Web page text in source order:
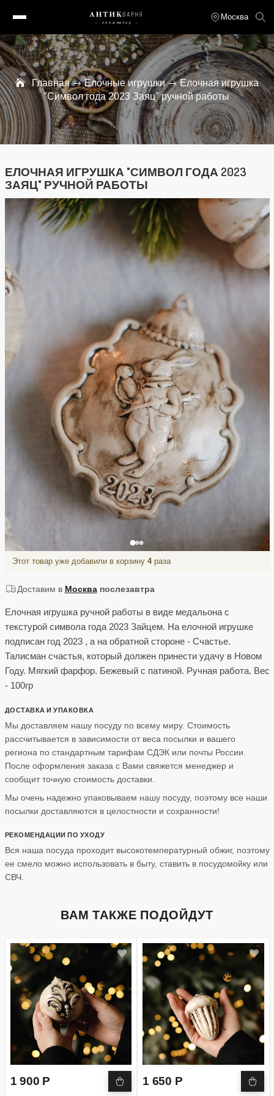
Москва
Главная Елочные игрушки
Елочная игрушка
"Символ года 2023 Заяц" ручной работы
ЕЛОЧНАЯ ИГРУШКА "СИМВОЛ ГОДА 2023
ЗАЯЦ" РУЧНОЙ РАБОТЫ
Этот товар уже добавили в корзину 4раза
Доставим в Москва послезавтра
Елочная игрушка ручной работы в виде медальона с
текстурой символа года 2023 Зайцем. На елочной игрушке
подписан год 2023 , а на обратной стороне - Счастье.
Талисман счастья, который должен принести удачу в Новом
Году. Мягкий фарфор. Бежевый с патиной. Ручная работа. Вес
- 100гр
ДОСТАВКА И УПАКОВКА
Мы доставляем нашу посуду по всему миру. Стоимость
рассчитывается в зависимости от веса посылки и вашего
региона по стандартным тарифам СДЭК или почты России.
После оформления заказа с Вами свяжется менеджер и
сообщит точную стоимость доставки.
Мы очень надежно упаковываем нашу посуду, поэтому все наши
посылки доставляются в целостности и сохранности!
РЕКОМЕНДАЦИИ ПО УХОДУ
Вся наша посуда проходит высокотемпературный обжиг, поэтому
ее смело можно использовать в быту, ставить в посудомойку или
СВЧ.
ВАМ ТАКЖЕ ПОДОЙДУТ
1 900 Р 1 650 Р